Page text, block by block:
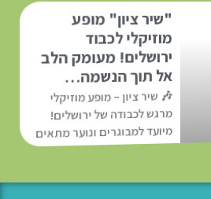
קרא עוד »
"שיר ציון" מופע
מוזיקלי לכבוד
ירושלים! מעומק הלב
אל תוך הנשמה…
🎶 שיר ציון – מופע מוזיקלי
מרגש לכבודה של ירושלים!
מיועד למבוגרים ונוער מתאים
לקהילות ומוסדות חינוכיים עיר
אחת. אינספור ניגונים, ולב
אחד שפועם כבר